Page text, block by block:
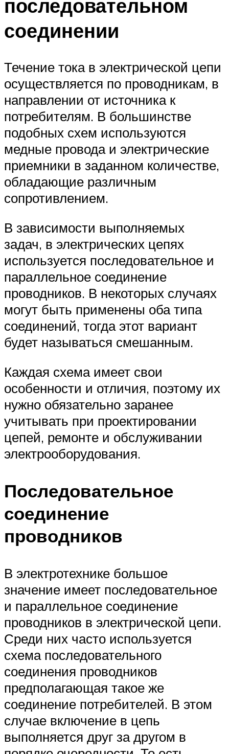
последовательном
соединении
Течение тока в электрической цепи
осуществляется по проводникам, в
направлении от источника к
потребителям. В большинстве
подобных схем используются
медные провода и электрические
приемники в заданном количестве,
обладающие различным
сопротивлением.
В зависимости выполняемых
задач, в электрических цепях
используется последовательное и
параллельное соединение
проводников. В некоторых случаях
могут быть применены оба типа
соединений, тогда этот вариант
будет называться смешанным.
Каждая схема имеет свои
особенности и отличия, поэтому их
нужно обязательно заранее
учитывать при проектировании
цепей, ремонте и обслуживании
электрооборудования.
Последовательное
соединение
проводников
В электротехнике большое
значение имеет последовательное
и параллельное соединение
проводников в электрической цепи.
Среди них часто используется
схема последовательного
соединения проводников
предполагающая такое же
соединение потребителей. В этом
случае включение в цепь
выполняется друг за другом в